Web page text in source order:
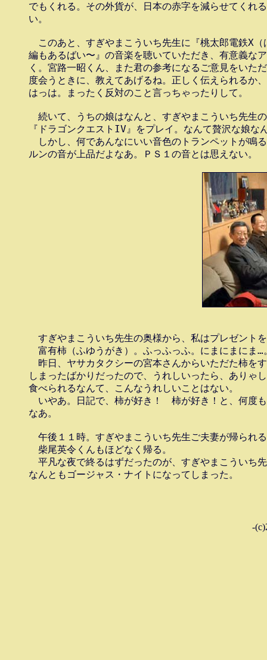
でもくれる。その外貨が、日本の赤字を減らせてくれ
い。
このあと、すぎやまこういち先生に『桃太郎電鉄X（
編もあるばい〜』の音楽を聴いていただき、有意義な
く。宮路一昭くん、また君の参考になるご意見をいた
度会うときに、教えてあげるね。正しく伝えられるか
はっは。まったく反対のこと言っちゃったりして。
続いて、うちの娘はなんと、すぎやまこういち先生
『ドラゴンクエストIV』をプレイ。なんて贅沢な娘な
しかし、何であんなにいい音色のトランペットが鳴
すぎやまこういち先生の奥様から、私はプレゼント
富有柿（ふゆうがき）。ふっふっふ。にまにまにま…
昨日、ヤサカタクシーの宮本さんからいただた柿を
しまったばかりだったので、うれしいったら、ありゃ
食べられるなんて、こんなうれしいことはない。
いやあ。日記で、柿が好き！　柿が好き！と、何度
なあ。
午後１１時。すぎやまこういち先生ご夫妻が帰られ
柴尾英令くんもほどなく帰る。
平凡な夜で終るはずだったのが、すぎやまこういち
-